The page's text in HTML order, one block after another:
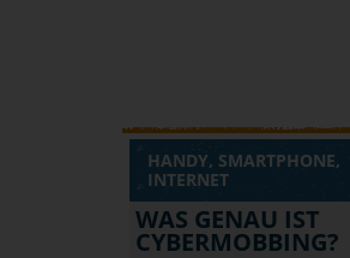
HANDY, SMARTPHONE,
INTERNET
WAS GENAU IST
CYBERMOBBING?